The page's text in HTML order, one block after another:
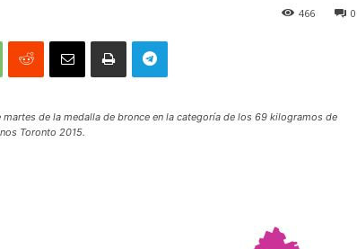
0
466
martes de la medalla de bronce en la categoría de los 69 kilogramos de
Toronto 2015.